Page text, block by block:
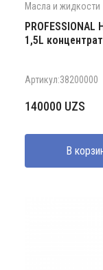
Масла и жидкости
1,5L концентрат
Артикул:38200000
140000 UZS
В